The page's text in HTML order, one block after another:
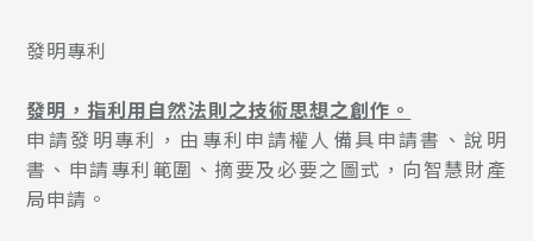
發明專利
發明，指利用自然法則之技術思想之創作。
申請發明專利，由專利申請權人備具申請書、說明
書、申請專利範圍、摘要及必要之圖式，向智慧財產
局申請。